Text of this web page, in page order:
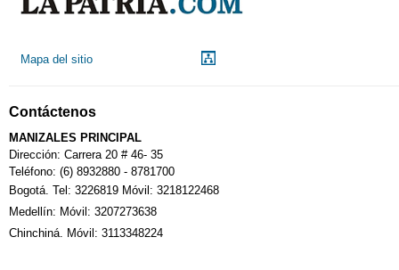
Calendario Tributario
Sudoku
Mapa del sitio
Contáctenos
MANIZALES PRINCIPAL
Dirección: Carrera 20 # 46- 35
Teléfono: (6) 8932880 - 8781700
Bogotá. Tel: 3226819 Móvil: 3218122468
Medellín: Móvil: 3207273638
Chinchiná. Móvil: 3113348224